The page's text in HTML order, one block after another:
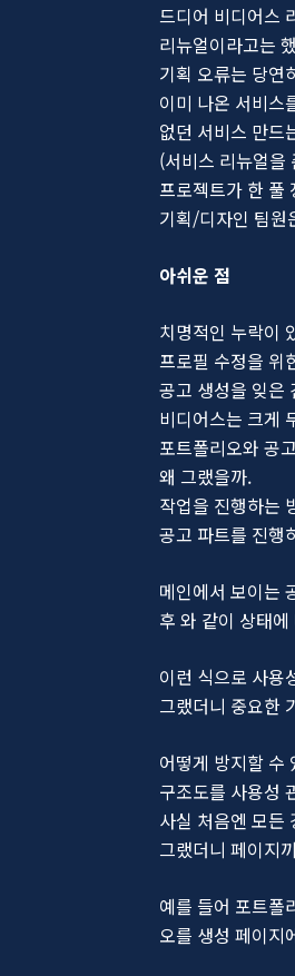
드디어 비디어스
리뉴얼이라고는
기획 오류는 당연
이미 나온 서비스
없던 서비스 만드
(서비스 리뉴얼을
프로젝트가 한 풀
기획/디자인 팀원
아쉬운 점
치명적인 누락이
프로필 수정을 위
공고 생성을 잊은
비디어스는 크게
포트폴리오와 공
왜 그랬을까.
작업을 진행하는
공고 파트를 진행
메인에서 보이는
후 와 같이 상태
이런 식으로 사용
그랬더니 중요한
어떻게 방지할 수
구조도를 사용성
사실 처음엔 모든
그랬더니 페이지
예를 들어 포트폴
오를 생성 페이지